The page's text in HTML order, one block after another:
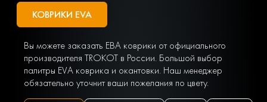
КОВРИКИ EVA
Вы можете заказать ЕВА коврики от официального
производителя TROKOT в России. Большой выбор
палитры EVA коврика и окантовки. Наш менеджер
обязательно уточнит ваши пожелания по цвету.